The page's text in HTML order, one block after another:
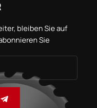
bleiben Sie auf
Sie